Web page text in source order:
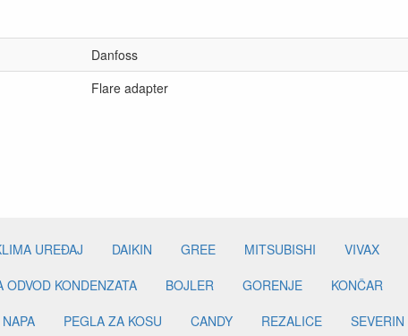
Danfoss
Flare adapter
UREĐAJ DAIKIN GREE MITSUBISHI VIVAX
ODVOD KONDENZATA BOJLER GORENJE KONČAR
NAPA PEGLA ZA KOSU CANDY REZALICE SEVERIN